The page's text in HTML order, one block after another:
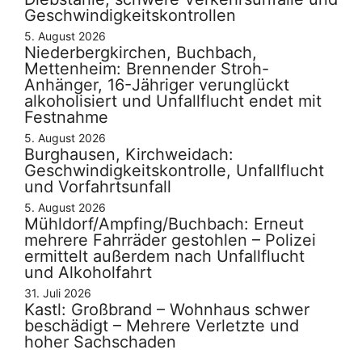
Geschwindigkeitskontrollen
5. August 2026
Niederbergkirchen, Buchbach,
Mettenheim: Brennender Stroh-
Anhänger, 16-Jähriger verunglückt
alkoholisiert und Unfallflucht endet mit
Festnahme
5. August 2026
Burghausen, Kirchweidach:
Geschwindigkeitskontrolle, Unfallflucht
und Vorfahrtsunfall
5. August 2026
Mühldorf/Ampfing/Buchbach: Erneut
mehrere Fahrräder gestohlen – Polizei
ermittelt außerdem nach Unfallflucht
und Alkoholfahrt
31. Juli 2026
Kastl: Großbrand – Wohnhaus schwer
beschädigt – Mehrere Verletzte und
hoher Sachschaden